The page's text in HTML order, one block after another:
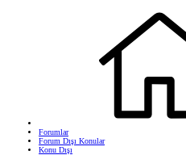
Forumlar
Forum Dışı Konular
Konu Dışı